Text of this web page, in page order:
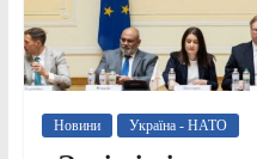
Новини Україна - НАТО